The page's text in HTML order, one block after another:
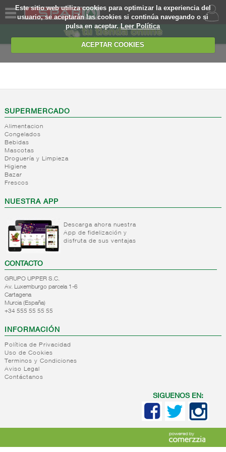
Este sitio web utiliza cookies para optimizar la experiencia del
usuario, se aceptarán las cookies si continúa navegando o si
pulsa en aceptar.Leer Política
ACEPTAR COOKIES
SOMOS
WEB
EJEMPLO
corporal
Higiene
corporal
Higiene
capilar
Higiene
capilar
Fijacion
Tratamiento
Cuidado
manos
Cuidado
Productos
Cuidado
Depilatorios
Desodorantes
+
Desodorantes
hombre
Colonias +
Colonias
familiares
Colonias
frasco
Colonias
Perfumes
Higiene
bucal
+
Higiene
bucal
Afeitado
Productos
afeitado
Accesorios
de
afeitado
Higiene
+
Higiene
femenina
Higiene
adulta
+
Higiene
adulta
Solares +
Solares
Cosmetica
Complemento
SUPERMERCADO
Alimentacion
Congelados
Bebidas
Mascotas
Droguería y Limpieza
Higiene
Bazar
Frescos
NUESTRA APP
Descarga ahora nuestra
App de fidelización y
disfruta de sus ventajas
CONTACTO
GRUPO UPPER S.C.
Av. Luxemburgo parcela 1-6
Cartagena
Murcia (España)
+34 555 55 55 55
INFORMACIÓN
Política de Privacidad
Uso de Cookies
Terminos y Condiciones
Aviso Legal
Contáctanos
SIGUENOS EN: